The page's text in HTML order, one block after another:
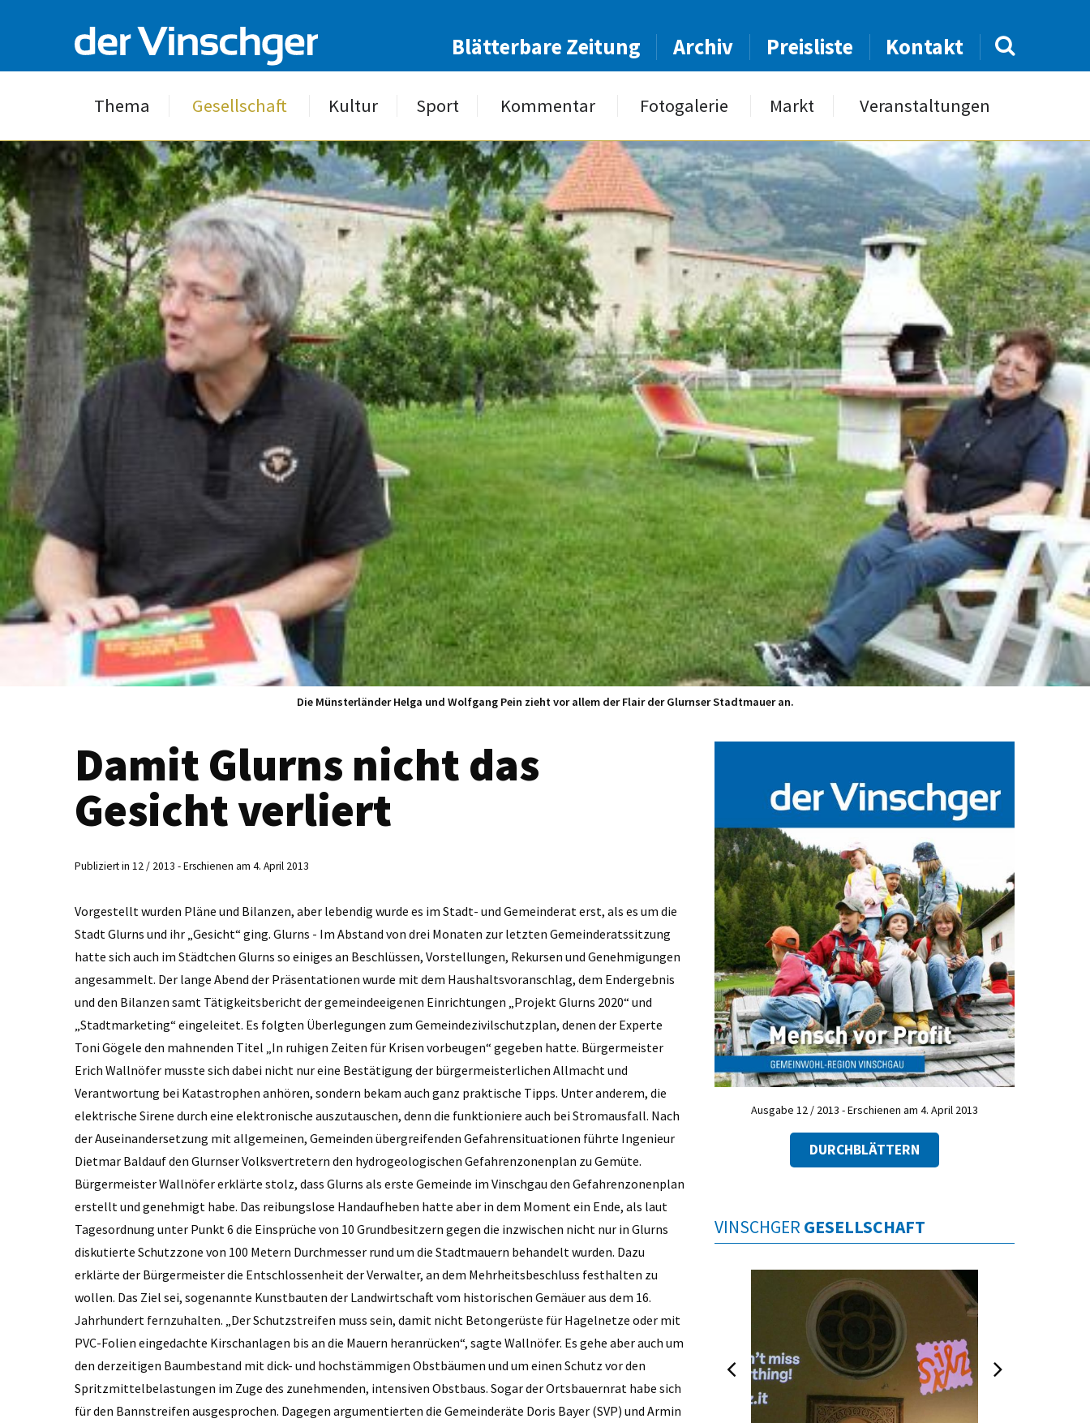
Blätterbare Zeitung Archiv Preisliste Kontakt
Thema Gesellschaft Kultur Sport Kommentar Fotogalerie Markt Veranstaltungen
Die Münsterländer Helga und Wolfgang Pein zieht vor allem der Flair der Glurnser Stadtmauer an.
Damit Glurns nicht das
Gesicht verliert
Publiziert in 12 / 2013 - Erschienen am 4. April 2013
Vorgestellt wurden Pläne und Bilanzen, aber lebendig wurde es im ­­Stadt- und Gemeinderat erst, als es um die
Stadt Glurns und ihr ­„Gesicht“ ging. Glurns - Im Abstand von drei Monaten zur letzten Gemeinderatssitzung
hatte sich auch im Städtchen Glurns so einiges an Beschlüssen, Vorstellungen, Rekursen und Genehmigungen
angesammelt. Der lange Abend der Präsentationen wurde mit dem Haushaltsvoranschlag, dem Endergebnis
und den Bilanzen samt Tätigkeitsbericht der gemeindeeigenen Einrichtungen „Projekt Glurns 2020“ und
„Stadtmarketing“ eingeleitet. Es folgten Überlegungen zum Gemeindezivilschutzplan, denen der Experte
Toni Gögele den mahnenden Titel „In ruhigen Zeiten für Krisen vorbeugen“ gegeben hatte. Bürgermeister
Erich Wallnöfer musste sich dabei nicht nur eine Bestätigung der bürgermeisterlichen Allmacht und
Verantwortung bei Katastrophen anhören, sondern bekam auch ganz praktische Tipps. Unter anderem, die
elektrische Sirene durch eine elektronische auszutauschen, denn die funktioniere auch bei Stromausfall. Nach
der Auseinandersetzung mit allgemeinen, Gemeinden übergreifenden Gefahrensituationen führte Ingenieur
Dietmar Baldauf den Glurnser Volksvertretern den hydrogeologischen Gefahrenzonenplan zu Gemüte.
Bürgermeister Wallnöfer erklärte stolz, dass Glurns als erste Gemeinde im Vinschgau den Gefahrenzonenplan
erstellt und genehmigt habe. Das reibungslose Handaufheben hatte aber in dem Moment ein Ende, als laut
Tagesordnung unter Punkt 6 die Einsprüche von 10 Grundbesitzern gegen die inzwischen nicht nur in Glurns
diskutierte Schutzzone von 100 Metern Durchmesser rund um die Stadtmauern behandelt wurden. Dazu
erklärte der Bürgermeister die Entschlossenheit der Verwalter, an dem Mehrheitsbeschluss festhalten zu
wollen. Das Ziel sei, sogenannte Kunstbauten der Landwirtschaft vom historischen Gemäuer aus dem 16.
Jahrhundert fernzuhalten. „Der Schutzstreifen muss sein, damit nicht Betongerüste für Hagelnetze oder mit
PVC-Folien eingedachte Kirschanlagen bis an die Mauern heranrücken“, sagte Wallnöfer. Es gehe aber auch um
den derzeitigen Baumbestand mit dick- und hochstämmigen Obstbäumen und um einen Schutz vor den
Spritzmittelbelastungen im Zuge des zunehmenden, intensiven Obstbaus. Sogar der Ortsbauernrat habe sich
für den Bannstreifen ausgesprochen. Dagegen argumentierten die Gemeinderäte Doris Bayer (SVP) und Armin
Ausgabe 12 / 2013 - Erschienen am 4. April 2013
DURCHBLÄTTERN
VINSCHGER GESELLSCHAFT